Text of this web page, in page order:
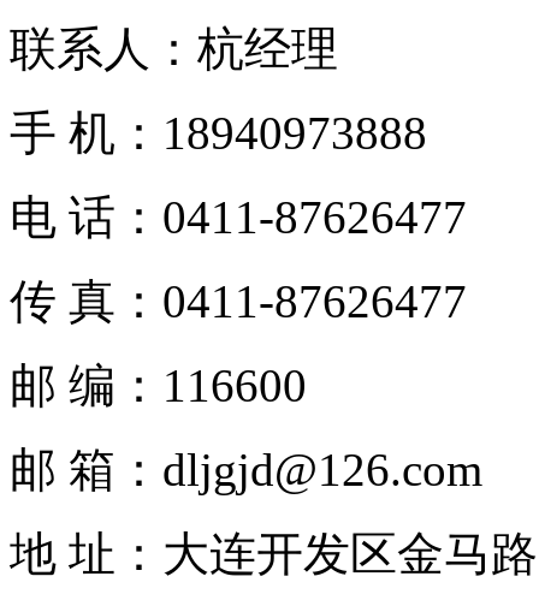
联系人：杭经理
手 机：18940973888
电 话：0411-87626477
传 真：0411-87626477
邮 编：116600
邮 箱：dljgjd@126.com
地 址：大连开发区金马路